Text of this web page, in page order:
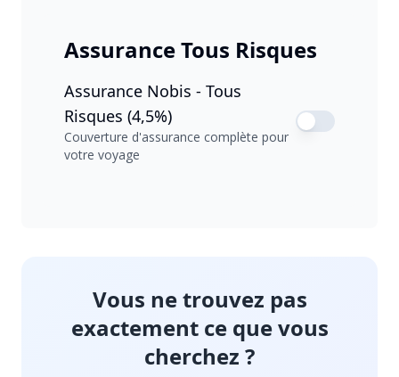
Assurance Tous Risques
Assurance Nobis - Tous
Risques (4,5%)
Couverture d'assurance complète pour
votre voyage
Vous ne trouvez pas
exactement ce que vous
cherchez ?